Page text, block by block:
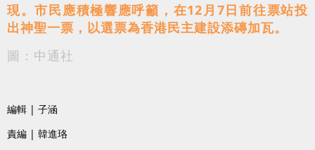
現。市民應積極響應呼籲，在12月7日前往票站投
出神聖一票，以選票為香港民主建設添磚加瓦。
圖：中通社
編輯 | 子涵
責編 | 韓進珞